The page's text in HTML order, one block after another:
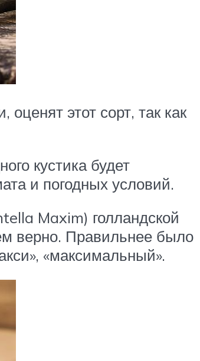
этот сорт, так как
кустика будет
и погодных условий.
Maxim) голландской
верно. Правильнее было
«максимальный».